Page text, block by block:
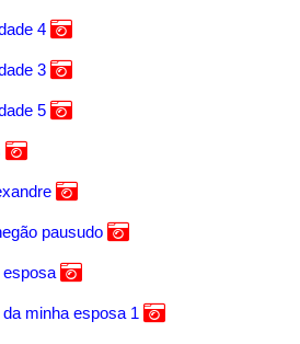
4
3
5
pausudo
minha esposa 1